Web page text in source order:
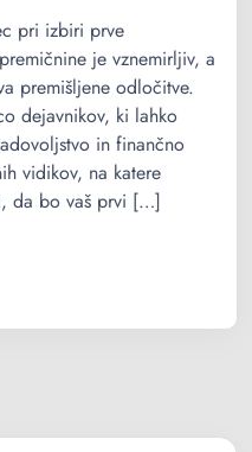
pri izbiri prve
je vznemirljiv, a
premišljene odločitve.
dejavnikov, ki lahko
in finančno
vidikov, na katere
da bo vaš prvi […]